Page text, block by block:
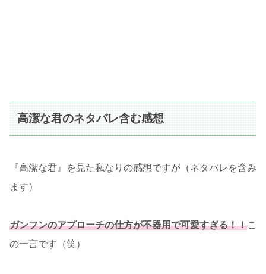
高潔な君のネタバレ含む感想
『高潔な君』を見た私なりの感想ですが（ネタバレを含み
ます）
ガンフンのアプローチの仕方が不器用で可愛すぎる！！こ
の一言です（笑）